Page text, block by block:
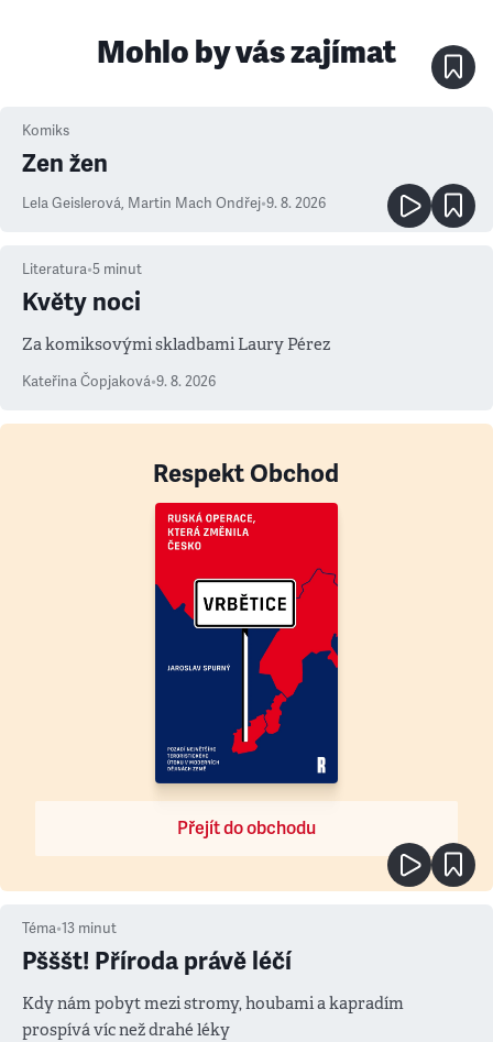
Mohlo by vás zajímat
Komiks
Zen žen
Lela Geislerová, Martin Mach Ondřej•9. 8. 2026
Literatura•5 minut
Květy noci
Za komiksovými skladbami Laury Pérez
Kateřina Čopjaková•9. 8. 2026
Respekt Obchod
Přejít do obchodu
Téma•13 minut
Pšššt! Příroda právě léčí
Kdy nám pobyt mezi stromy, houbami a kapradím
prospívá víc než drahé léky